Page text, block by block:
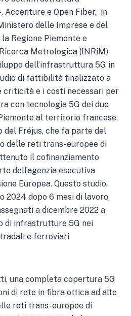
Accenture e Open Fiber, in
delle Imprese e del
Regione Piemonte e
Metrologica (INRiM)
dell’infrastruttura 5G in
di fattibilità finalizzato a
criticità e i costi necessari per
con tecnologia 5G dei due
al territorio francese.
Fréjus, che fa parte del
delle reti trans-europee di
il cofinanziamento
dell’agenzia esecutiva
Europea. Questo studio,
2024 dopo 6 mesi di lavoro,
a dicembre 2022 a
di infrastrutture 5G nei
e ferroviari
una completa copertura 5G
di rete in fibra ottica ad alte
reti trans-europee di